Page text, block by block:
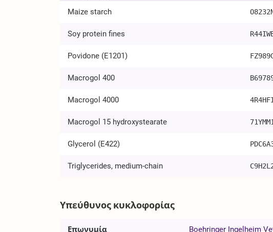
Maize starch
Soy protein fines
Povidone (E1201)
Macrogol 400
Macrogol 4000
Macrogol 15 hydroxystearate
Glycerol (E422)
Triglycerides, medium-chain
Υπεύθυνος κυκλοφορίας
Επωνυμία Boehringer Ingelheim